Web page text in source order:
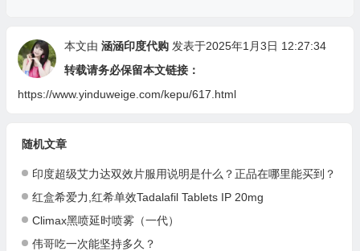
本文由 涵涵印度代购 发表于2025年1月3日 12:27:34
转载请务必保留本文链接：
https://www.yinduweige.com/kepu/617.html
随机文章
印度超级艾力达双效片服用说明是什么？正品在哪里能买到？
红盒希爱力,红希单效Tadalafil Tablets IP 20mg
Climax黑喷延时喷雾（一代）
伟哥吃一次能坚持多久？